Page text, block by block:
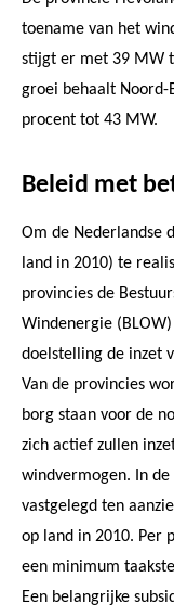
toename van het
stijgt er met 39 MW
groei behaalt Noord-
procent tot 43 MW.
Beleid met
Om de Nederlandse
land in 2010) te
provincies de
Windenergie
doelstelling de inzet
Van de provincies
borg staan voor de
zich actief zullen
windvermogen. In
vastgelegd ten
op land in 2010. Per
een minimum
Een belangrijke